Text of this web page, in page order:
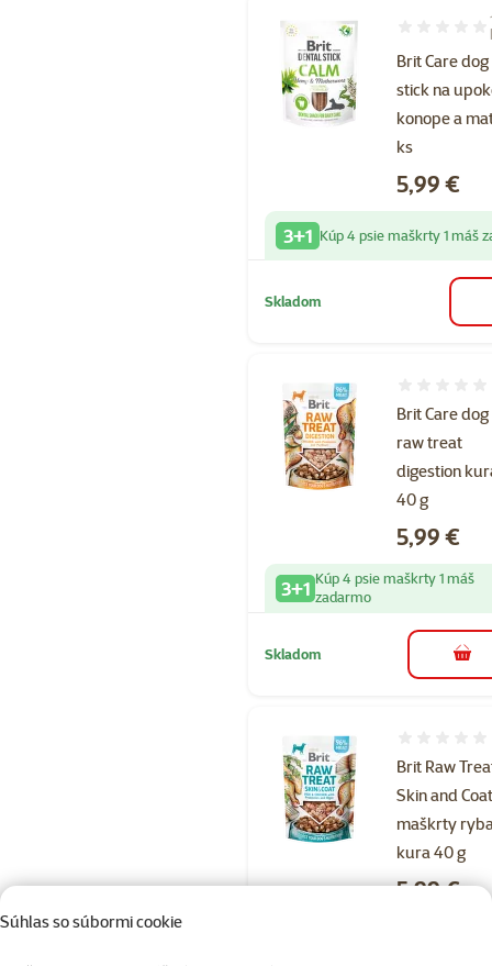
Súhlas so súbormi cookie
Brit Care
stick na
konope a
ks
Hodnotenie
Cena
5,99 €
3+1 Kúp 4 psie maškrty 1 máš
Skladom
Brit Care dog
raw treat
digestion
40 g
Cena
5,99 €
3+1 Kúp 4 psie maškrty 1 máš
zadarmo
Skladom do
Brit Raw
Skin and
maškrty
kura 40 g
Cena
5,99 €